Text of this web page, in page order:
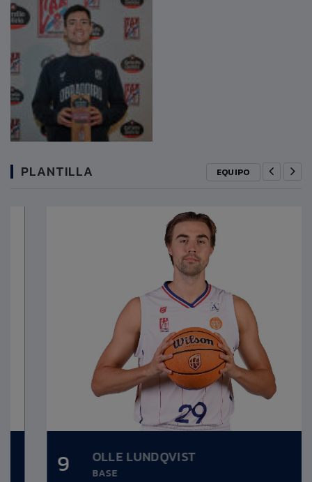
PLANTILLA EQUIPO
OLLE LUNDQVIST
BASE
Altura:
1,99m.
Data nacemento: